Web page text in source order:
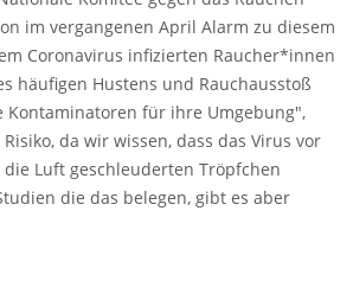
im vergangenen April Alarm zu diesem
Coronavirus infizierten Raucher*innen
häufigen Hustens und Rauchausstoß
Kontaminatoren für ihre Umgebung",
da wir wissen, dass das Virus vor
Luft geschleuderten Tröpfchen
die das belegen, gibt es aber